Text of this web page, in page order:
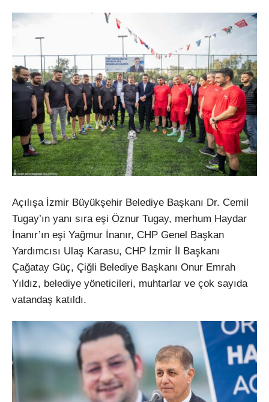
Açılışa İzmir Büyükşehir Belediye Başkanı Dr. Cemil
Tugay’ın yanı sıra eşi Öznur Tugay, merhum Haydar
İnanır’ın eşi Yağmur İnanır, CHP Genel Başkan
Yardımcısı Ulaş Karasu, CHP İzmir İl Başkanı
Çağatay Güç, Çiğli Belediye Başkanı Onur Emrah
Yıldız, belediye yöneticileri, muhtarlar ve çok sayıda
vatandaş katıldı.